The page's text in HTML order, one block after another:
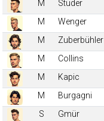
M
Studer
M
Wenger
M
Zuberbühler
M
Collins
M
Kapic
M
Burgagni
S
Gmür